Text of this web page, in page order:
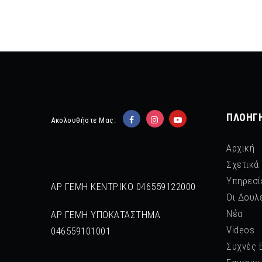
Ακολουθήστε Μας:
ΑΡ ΓΕΜΗ ΚΕΝΤΡΙΚΟ 046559122000
ΑΡ ΓΕΜΗ ΥΠΟΚΑΤΑΣΤΗΜΑ
046559101001
Αρχική
Οι
Νέα
Videos
Συχνές